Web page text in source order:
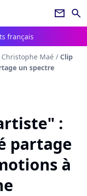
newsletter search
français
Maé / Clip
un spectre
:
partage
à